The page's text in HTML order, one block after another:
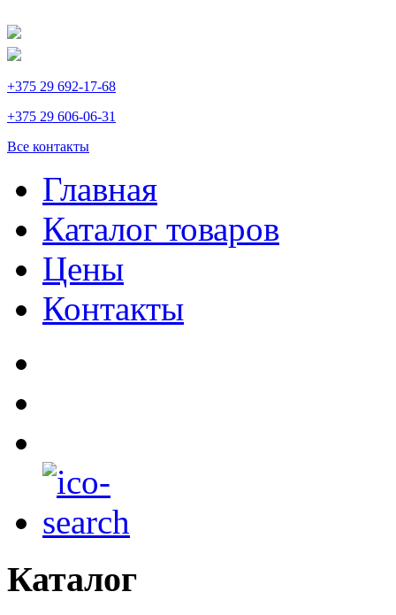
+375 29 692-17-68
+375 29 606-06-31
Все контакты
Главная
Каталог товаров
Цены
Контакты
Каталог